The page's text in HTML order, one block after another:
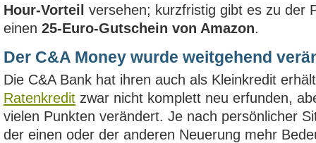
Hour-Vorteil versehen; kurzfristig gibt es zu der
einen 25-Euro-Gutschein von Amazon.
Der C&A Money wurde weitgehend
Die C&A Bank hat ihren auch als Kleinkredit
Ratenkredit zwar nicht komplett neu erfunden,
vielen Punkten verändert. Je nach persönlicher
der einen oder der anderen Neuerung mehr